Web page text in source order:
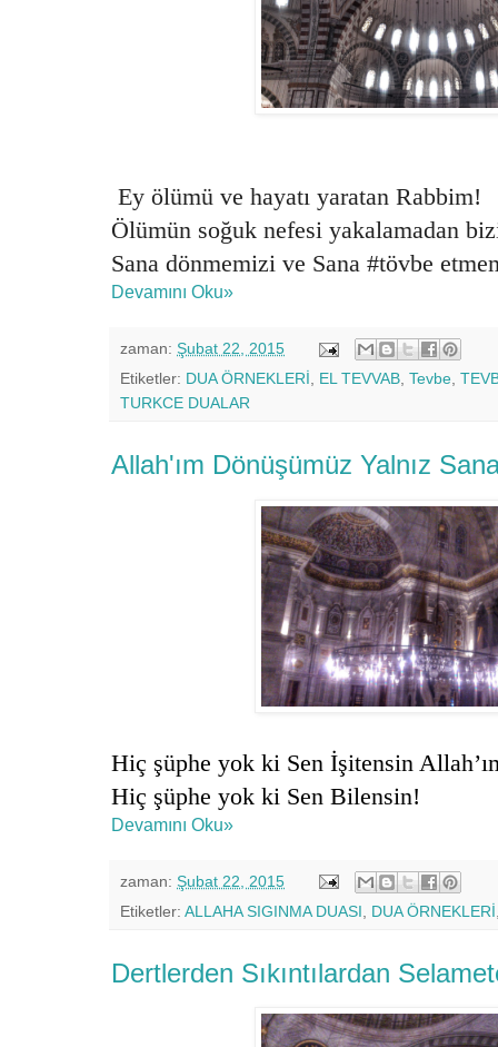
Ey ölümü ve hayatı yaratan Rabbim!
Ölümün soğuk nefesi yakalamadan
Sana dönmemizi ve Sana #tövbe
Devamını Oku»
zaman: Şubat 22, 2015
Etiketler: DUA ÖRNEKLERİ, EL TEVVAB, Tevbe,
TURKCE DUALAR
Allah'ım Dönüşümüz Yalnız
Hiç şüphe yok ki Sen İşitensin
Hiç şüphe yok ki Sen Bilensin!
Devamını Oku»
zaman: Şubat 22, 2015
Etiketler: ALLAHA SIGINMA DUASI DUA ÖRNEKLERİ
Dertlerden Sıkıntılardan